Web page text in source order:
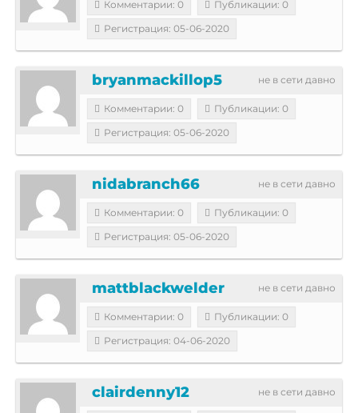
Комментарии: 0
Публикации: 0
Регистрация: 05-06-2020
не в сети давно
bryanmackillop5
Комментарии: 0
Публикации: 0
Регистрация: 05-06-2020
не в сети давно
nidabranch66
Комментарии: 0
Публикации: 0
Регистрация: 05-06-2020
не в сети давно
mattblackwelder
Комментарии: 0
Публикации: 0
Регистрация: 04-06-2020
не в сети давно
clairdenny12